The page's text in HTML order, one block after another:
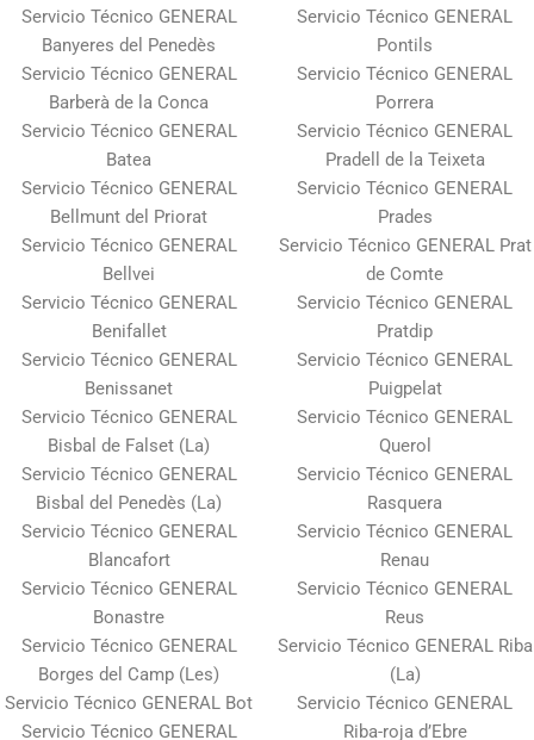
Servicio Técnico GENERAL
Banyeres del Penedès
Servicio Técnico GENERAL
Barberà de la Conca
Servicio Técnico GENERAL
Batea
Servicio Técnico GENERAL
Bellmunt del Priorat
Servicio Técnico GENERAL
Bellvei
Servicio Técnico GENERAL
Benifallet
Servicio Técnico GENERAL
Benissanet
Servicio Técnico GENERAL
Bisbal de Falset (La)
Servicio Técnico GENERAL
Bisbal del Penedès (La)
Servicio Técnico GENERAL
Blancafort
Servicio Técnico GENERAL
Bonastre
Servicio Técnico GENERAL
Borges del Camp (Les)
Servicio Técnico GENERAL Bot
Servicio Técnico GENERAL
Servicio Técnico GENERAL
Pontils
Servicio Técnico GENERAL
Porrera
Servicio Técnico GENERAL
Pradell de la Teixeta
Servicio Técnico GENERAL
Prades
Servicio Técnico GENERAL Prat
de Comte
Servicio Técnico GENERAL
Pratdip
Servicio Técnico GENERAL
Puigpelat
Servicio Técnico GENERAL
Querol
Servicio Técnico GENERAL
Rasquera
Servicio Técnico GENERAL
Renau
Servicio Técnico GENERAL
Reus
Servicio Técnico GENERAL Riba
(La)
Servicio Técnico GENERAL
Riba-roja d’Ebre